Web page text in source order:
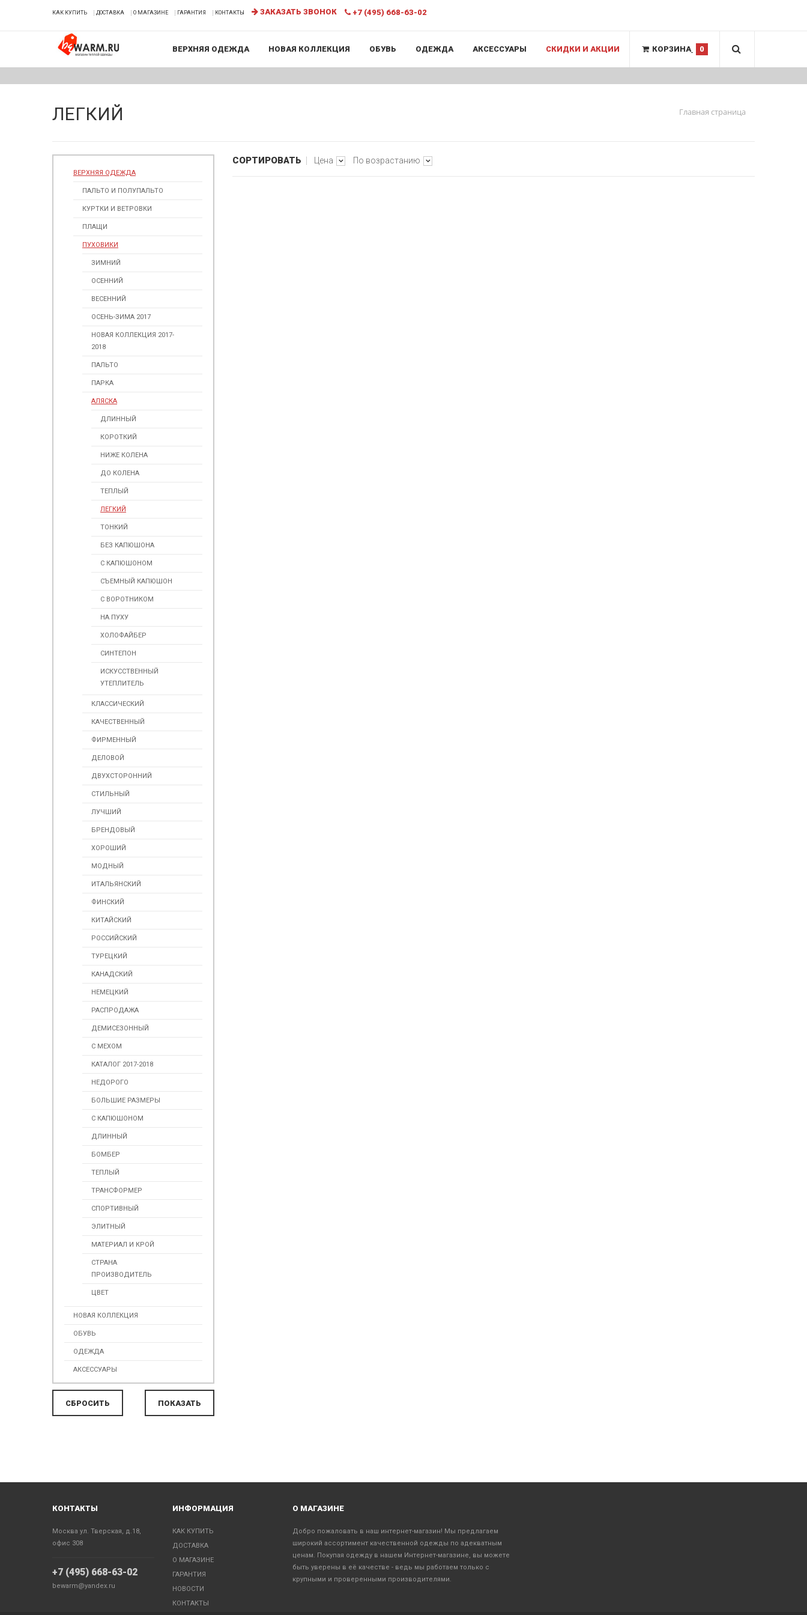
КАК КУПИТЬ ДОСТАВКА О МАГАЗИНЕ ГАРАНТИЯ КОНТАКТЫ ЗАКАЗАТЬ ЗВОНОК +7 (495) 668-63-02
КОРЗИНА 0
ВЕРХНЯЯ ОДЕЖДА НОВАЯ КОЛЛЕКЦИЯ ОБУВЬ ОДЕЖДА АКСЕССУАРЫ СКИДКИ И АКЦИИ
ЛЕГКИЙ Главная страница
ВЕРХНЯЯ ОДЕЖДА
ПАЛЬТО И ПОЛУПАЛЬТО
КУРТКИ И ВЕТРОВКИ
ПЛАЩИ
ПУХОВИКИ
ЗИМНИЙ
ОСЕННИЙ
ВЕСЕННИЙ
ОСЕНЬ-ЗИМА 2017
НОВАЯ КОЛЛЕКЦИЯ 2017-
2018
ПАЛЬТО
ПАРКА
АЛЯСКА
ДЛИННЫЙ
КОРОТКИЙ
НИЖЕ КОЛЕНА
ДО КОЛЕНА
ТЕПЛЫЙ
ЛЕГКИЙ
ТОНКИЙ
БЕЗ КАПЮШОНА
С КАПЮШОНОМ
СЪЕМНЫЙ КАПЮШОН
С ВОРОТНИКОМ
НА ПУХУ
ХОЛОФАЙБЕР
СИНТЕПОН
ИСКУСCТВЕННЫЙ
УТЕПЛИТЕЛЬ
КЛАССИЧЕСКИЙ
КАЧЕСТВЕННЫЙ
ФИРМЕННЫЙ
ДЕЛОВОЙ
ДВУХСТОРОННИЙ
СТИЛЬНЫЙ
ЛУЧШИЙ
БРЕНДОВЫЙ
ХОРОШИЙ
МОДНЫЙ
ИТАЛЬЯНСКИЙ
ФИНСКИЙ
КИТАЙСКИЙ
РОССИЙСКИЙ
ТУРЕЦКИЙ
КАНАДСКИЙ
НЕМЕЦКИЙ
РАСПРОДАЖА
ДЕМИСЕЗОННЫЙ
С МЕХОМ
КАТАЛОГ 2017-2018
НЕДОРОГО
БОЛЬШИЕ РАЗМЕРЫ
С КАПЮШОНОМ
ДЛИННЫЙ
БОМБЕР
ТЕПЛЫЙ
ТРАНСФОРМЕР
СПОРТИВНЫЙ
ЭЛИТНЫЙ
МАТЕРИАЛ И КРОЙ
СТРАНА
ПРОИЗВОДИТЕЛЬ
ЦВЕТ
НОВАЯ КОЛЛЕКЦИЯ
ОБУВЬ
ОДЕЖДА
АКСЕССУАРЫ
СОРТИРОВАТЬ Цена По возрастанию
КОНТАКТЫ
Москва ул. Тверская, д.18,
офис 308
+7 (495) 668-63-02
bewarm@yandex.ru
ИНФОРМАЦИЯ
КАК КУПИТЬ
ДОСТАВКА
О МАГАЗИНЕ
ГАРАНТИЯ
НОВОСТИ
КОНТАКТЫ
О МАГАЗИНЕ
Добро пожаловать в наш интернет-магазин! Мы предлагаем
широкий ассортимент качественной одежды по адекватным
ценам. Покупая одежду в нашем Интернет-магазине, вы можете
быть уверены в её качестве - ведь мы работаем только с
крупными и проверенными производителями.